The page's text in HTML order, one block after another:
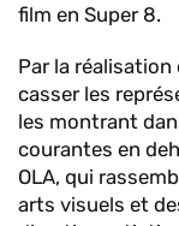
film en Super 8.
Par la
casser les
les montrant
courantes en
OLA, qui
arts visuels et